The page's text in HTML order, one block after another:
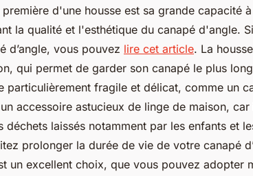
d'une housse est sa grande capacité
la qualité et l'esthétique du canapé d'angle.
d’angle, vous pouvez lire cet article. La
qui permet de garder son canapé le plus
particulièrement fragile et délicat, comme un
accessoire astucieux de linge de maison,
déchets laissés notamment par les enfants et
prolonger la durée de vie de votre canapé
un excellent choix, que vous pouvez adopter